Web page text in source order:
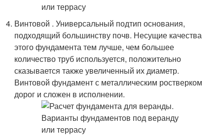
Винтовой . Универсальный подтип основания,
подходящий большинству почв. Несущие качества
этого фундамента тем лучше, чем большее
количество труб используется, положительно
сказывается также увеличенный их диаметр.
Винтовой фундамент с металлическим ростверком
дорог и сложен в исполнении.